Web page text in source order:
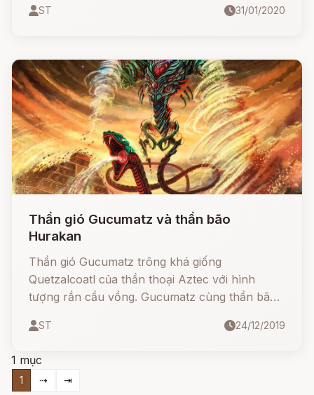
chuyển qua lại giữa các vùng nước.
ST 31/01/2020
Thần gió Gucumatz và thần bão
Hurakan
Thần gió Gucumatz trông khá giống
Quetzalcoatl của thần thoại Aztec với hình
tượng rắn cầu vồng. Gucumatz cùng thần bão
nói từ "đất". Sau đó họ tạo ra nhiều giống vật,
đều không chịu thuần phục các vị thần.
ST 24/12/2019
1 mục
1 ⇢ ⇥